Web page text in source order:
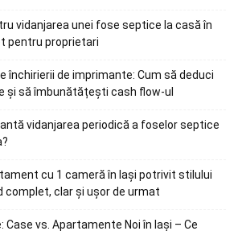
vidanjarea unei fose septice la casă în
pentru proprietari
închirierii de imprimante: Cum să deduci
și să îmbunătățești cash flow-ul
vidanjarea periodică a foselor septice
cu 1 cameră în Iași potrivit stilului
complet, clar și ușor de urmat
Case vs. Apartamente Noi în Iași – Ce